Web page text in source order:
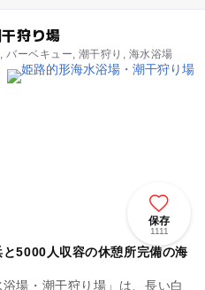
狩り場
バーベキュー, 潮干狩り, 海水浴場
保存
1111
5000人収容の休憩所完備の海
場・潮干狩り場」は、長い白